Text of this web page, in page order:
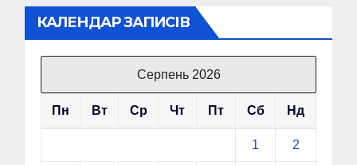
КАЛЕНДАР ЗАПИСІВ
Серпень 2026
Пн Вт Ср Чт Пт Сб Нд
1 2